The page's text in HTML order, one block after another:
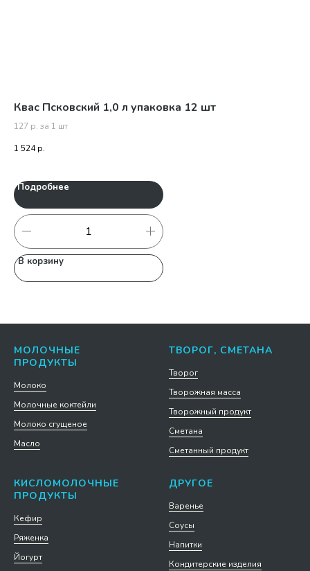
Квас Псковский 1,0 л упаковка 12 шт
127 р. за 1 шт
1 524 р.
Подробнее
В корзину
МОЛОЧНЫЕ
ПРОДУКТЫ
Молоко
Молочные коктейли
Молоко сгущеное
Масло
ТВОРОГ, СМЕТАНА
Творог
Творожная масса
Творожный продукт
Сметана
Сметанный продукт
КИСЛОМОЛОЧНЫЕ
ПРОДУКТЫ
Кефир
Ряженка
Йогурт
ДРУГОЕ
Варенье
Соусы
Напитки
Кондитерские изделия